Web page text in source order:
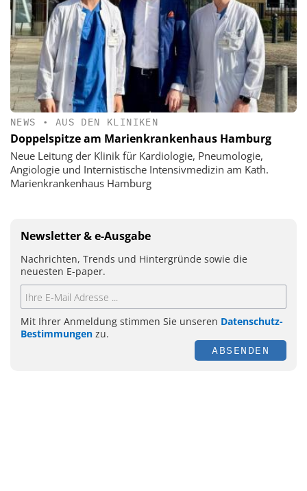
NEWS • AUS DEN KLINIKEN
Doppelspitze am Marienkrankenhaus Hamburg
Neue Leitung der Klinik für Kardiologie, Pneumologie,
Angiologie und Internistische Intensivmedizin am Kath.
Marienkrankenhaus Hamburg
Newsletter & e-Ausgabe
Nachrichten, Trends und Hintergründe sowie die
neuesten E-paper.
Mit Ihrer Anmeldung stimmen Sie unseren Datenschutz-
Bestimmungen zu.
ABSENDEN